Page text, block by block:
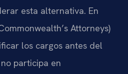
esta alternativa. En
Attorneys)
los cargos antes del
participa en